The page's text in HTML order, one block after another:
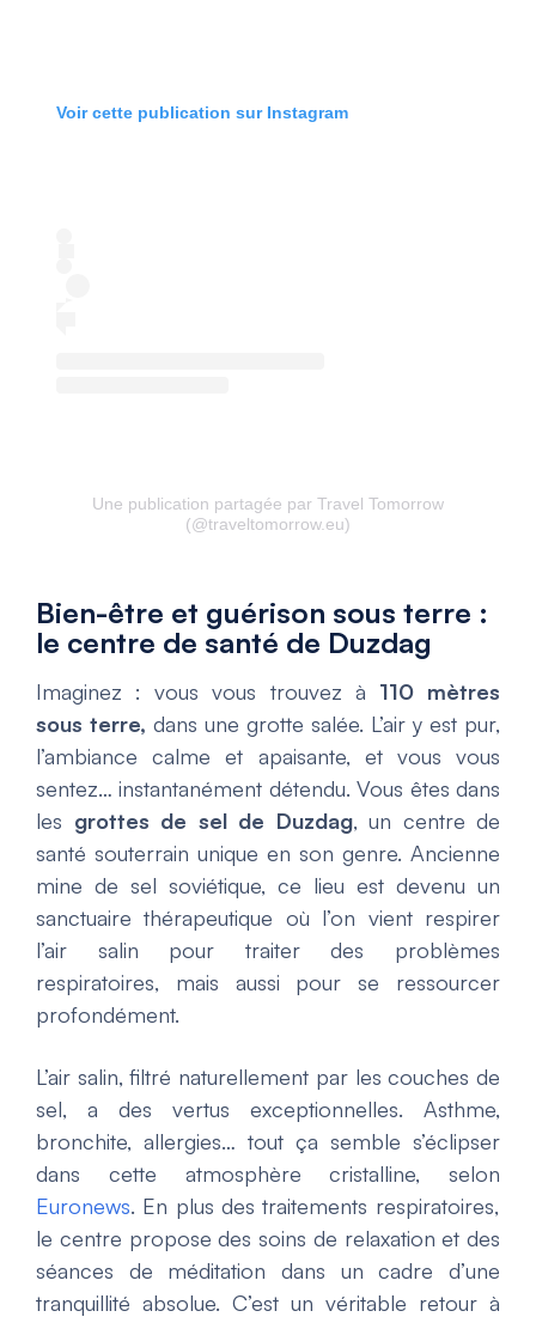
Voir cette publication sur Instagram
Une publication partagée par Travel Tomorrow
(@traveltomorrow.eu)
Bien-être et guérison sous terre :
le centre de santé de Duzdag
Imaginez : vous vous trouvez à 110 mètres
sous terre, dans une grotte salée. L’air y est pur,
l’ambiance calme et apaisante, et vous vous
sentez… instantanément détendu. Vous êtes dans
les grottes de sel de Duzdag, un centre de
santé souterrain unique en son genre. Ancienne
mine de sel soviétique, ce lieu est devenu un
sanctuaire thérapeutique où l’on vient respirer
l’air salin pour traiter des problèmes
respiratoires, mais aussi pour se ressourcer
profondément.
L’air salin, filtré naturellement par les couches de
sel, a des vertus exceptionnelles. Asthme,
bronchite, allergies… tout ça semble s’éclipser
dans cette atmosphère cristalline, selon
Euronews. En plus des traitements respiratoires,
le centre propose des soins de relaxation et des
séances de méditation dans un cadre d’une
tranquillité absolue. C’est un véritable retour à